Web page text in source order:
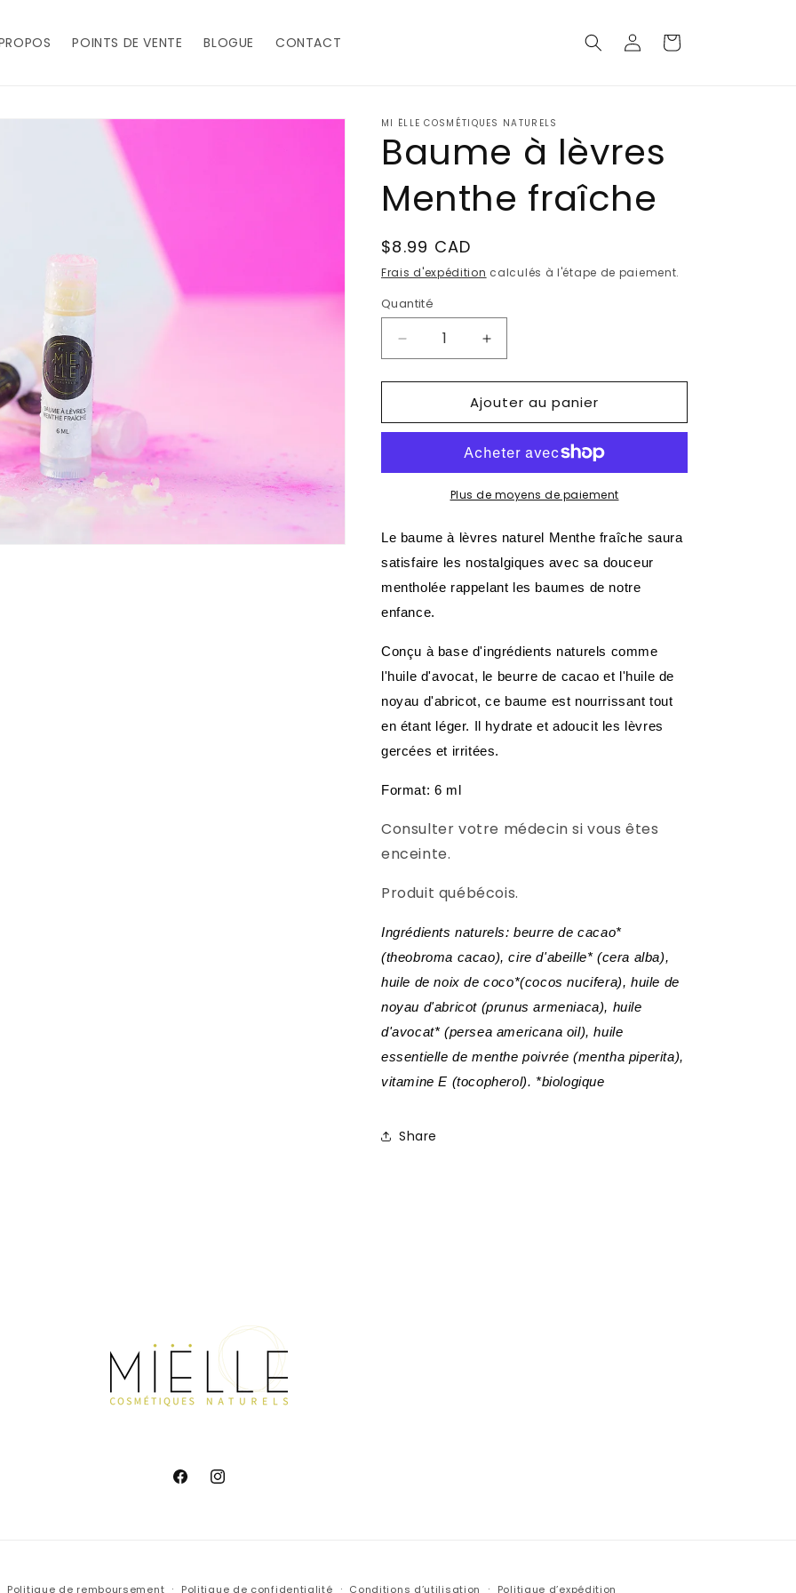
POINTS DE VENTE BLOGUE CONTACT ConnexionPanier
MI ËLLE COSMÉTIQUES NATURELS
Baume à lèvres
Menthe fraîche
Prix
habituel
$8.99 CAD
Frais d'expédition calculés à l'étape de paiement.
Quantité
Réduire
la
quantité
Baume
Menthe
Augmenter
la
quantité
de
Baume
lèvres
Menthe
fraîche
Ajouter au panier
Plus de moyens de paiement
Le baume à lèvres naturel Menthe fraîche saura
satisfaire les nostalgiques avec sa douceur
mentholée rappelant les baumes de notre
enfance.
Conçu à base d'ingrédients naturels comme
l'huile d'avocat, le beurre de cacao et l'huile de
noyau d'abricot, ce baume est nourrissant tout
en étant léger. Il hydrate et adoucit les lèvres
gercées et irritées.
Format: 6 ml
Consulter votre médecin si vous êtes
enceinte.
Produit québécois.
Ingrédients naturels: beurre de cacao*
(theobroma cacao), cire d'abeille* (cera alba),
huile de noix de coco*(cocos nucifera), huile de
noyau d'abricot (prunus armeniaca), huile
d'avocat* (persea americana oil), huile
essentielle de menthe poivrée (mentha piperita),
vitamine E (tocopherol). *biologique
Share
FacebookInstagram
Politique de remboursement Politique de confidentialité Conditions d’utilisation Politique d’expédition